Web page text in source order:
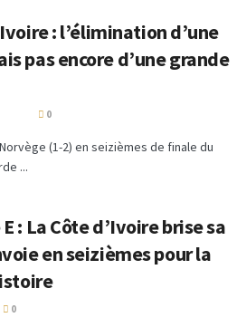
: l’élimination d’une
pas encore d’une grande
0
(1-2) en seizièmes de finale du
...
: La Côte d’Ivoire brise sa
en seizièmes pour la
0